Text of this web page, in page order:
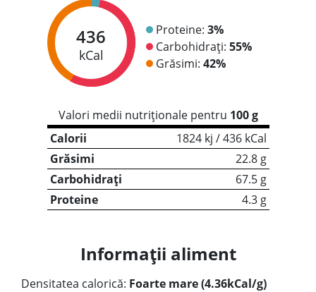
436
kCal
Proteine: 3%
Carbohidrați: 55%
Grăsimi: 42%
Valori medii nutriționale pentru 100 g
Calorii
1824 kj / 436 kCal
Grăsimi
22.8 g
Carbohidrați
67.5 g
Proteine
4.3 g
Informații aliment
Densitatea calorică: Foarte mare (4.36kCal/g)